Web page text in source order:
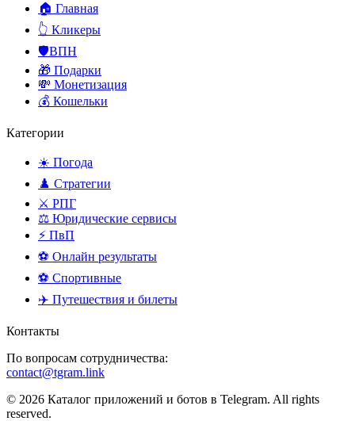
🏠 Главная
👆 Кликеры
🛡️ВПН
🎁 Подарки
💸 Монетизация
💰 Кошельки
Категории
☀️ Погода
♟️ Стратегии
⚔️ РПГ
⚖️ Юридические сервисы
⚡ ПвП
⚽ Онлайн результаты
⚽ Спортивные
✈️ Путешествия и билеты
Контакты
По вопросам сотрудничества:
contact@tgram.link
© 2026 Каталог приложений и ботов в Telegram. All rights
reserved.